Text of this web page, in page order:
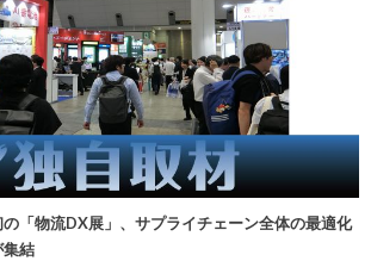
の「物流DX展」、サプライチェーン全体の最適化
集結